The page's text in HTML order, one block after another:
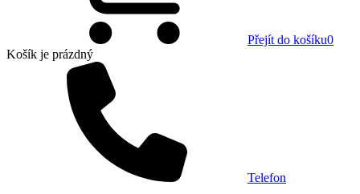
Přejít do košíku0
Košík je prázdný
Telefon